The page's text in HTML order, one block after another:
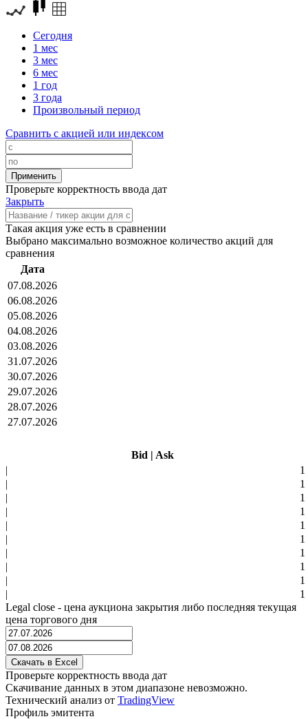
Сегодня
1 мес
3 мес
6 мес
1 год
3 года
Произвольный период
Сравнить с акцией или индексом
Проверьте корректность ввода дат
Закрыть
Такая акция уже есть в сравнении
Выбрано максимально возможное количество акций для
сравнения
Дата
07.08.2026
06.08.2026
05.08.2026
04.08.2026
03.08.2026
31.07.2026
30.07.2026
29.07.2026
28.07.2026
27.07.2026
Bid | Ask
|
1
|
1
|
1
|
1
|
1
|
1
|
1
|
1
|
1
|
1
Legal close - цена аукциона закрытия либо последняя текущая
цена торгового дня
Проверьте корректность ввода дат
Скачивание данных в этом диапазоне невозможно.
Технический анализ от TradingView
Профиль эмитента